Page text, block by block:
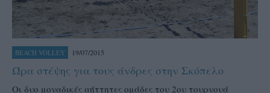
BEACH VOLLEY 19/07/2015
Ώρα στέψης για τους άνδρες στην Σκόπελο
Οι δυο μοναδικές αήττητες ομάδες του 2ου τουρνουά